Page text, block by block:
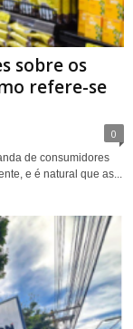
sobre os
refere-se
0
de consumidores
e é natural que as...